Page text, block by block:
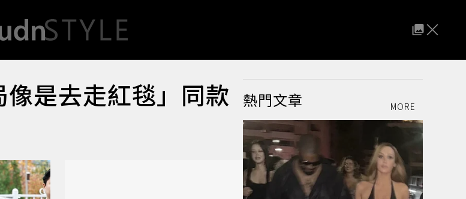
是去走紅毯」同款
熱門文章 MORE